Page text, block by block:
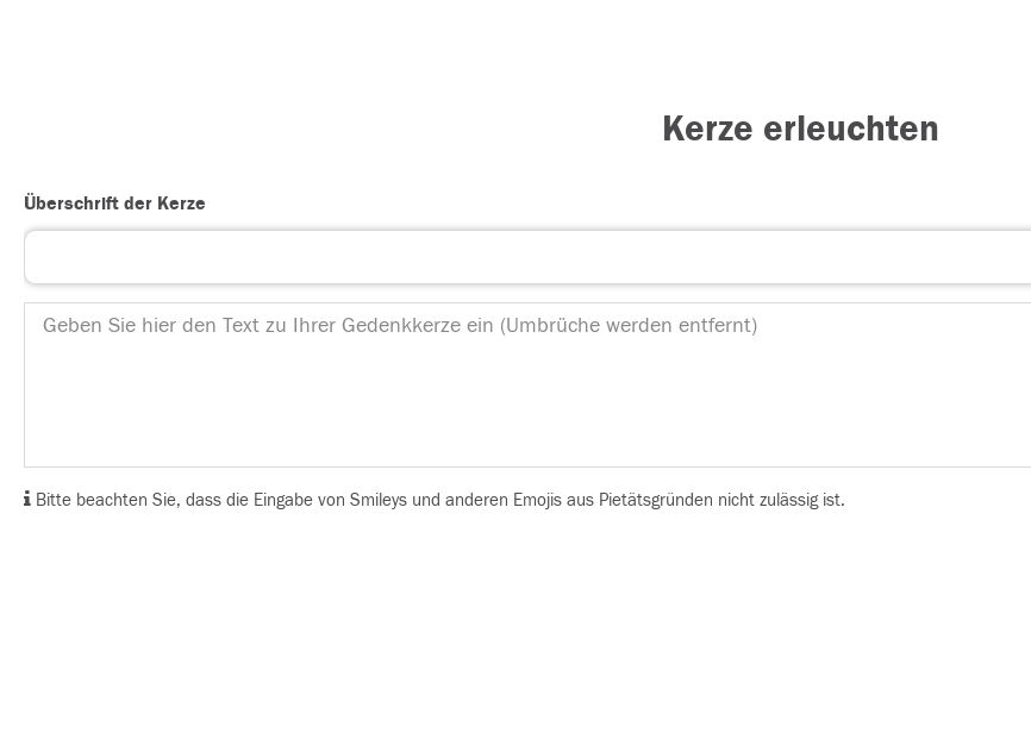
Kerze erleuchten
Überschrift der Kerze
Bitte beachten Sie, dass die Eingabe von Smileys und anderen Emojis aus Pietätsgründen nicht zulässig ist.